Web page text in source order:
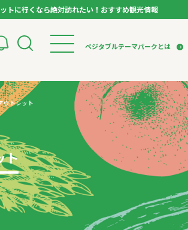
トに行くなら絶対訪れたい！おすすめ観光情報
ベジタブルテーマパークとは
検索
ージ
ース
ベジタブルテーマパークとは
VTPキャストミーティング
パートナー企業について
市長インタビュー
生産者インタビュー
アンバサダー
お役立ち情報
レシピ集
ウトレット
ト